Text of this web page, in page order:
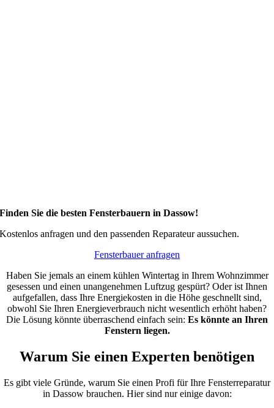
Finden Sie die besten Fensterbauern in Dassow!
Kostenlos anfragen und den passenden Reparateur aussuchen.
Fensterbauer anfragen
Haben Sie jemals an einem kühlen Wintertag in Ihrem Wohnzimmer
gesessen und einen unangenehmen Luftzug gespürt? Oder ist Ihnen
aufgefallen, dass Ihre Energiekosten in die Höhe geschnellt sind,
obwohl Sie Ihren Energieverbrauch nicht wesentlich erhöht haben?
Die Lösung könnte überraschend einfach sein: Es könnte an Ihren
Fenstern liegen.
Warum Sie einen Experten benötigen
Es gibt viele Gründe, warum Sie einen Profi für Ihre Fensterreparatur
in Dassow brauchen. Hier sind nur einige davon: